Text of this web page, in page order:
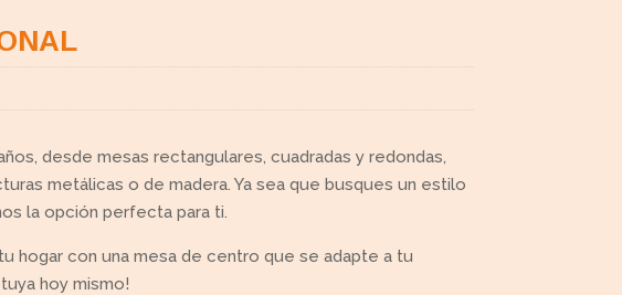
desde mesas rectangulares, cuadradas y redondas,
metálicas o de madera. Ya sea que busques un estilo
la opción perfecta para ti.
hogar con una mesa de centro que se adapte a tu
hoy mismo!